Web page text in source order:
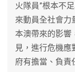
火隊員”根本不
來動員全社會力
本澳帶來的影響
見，進行危機
府有擔當、負責